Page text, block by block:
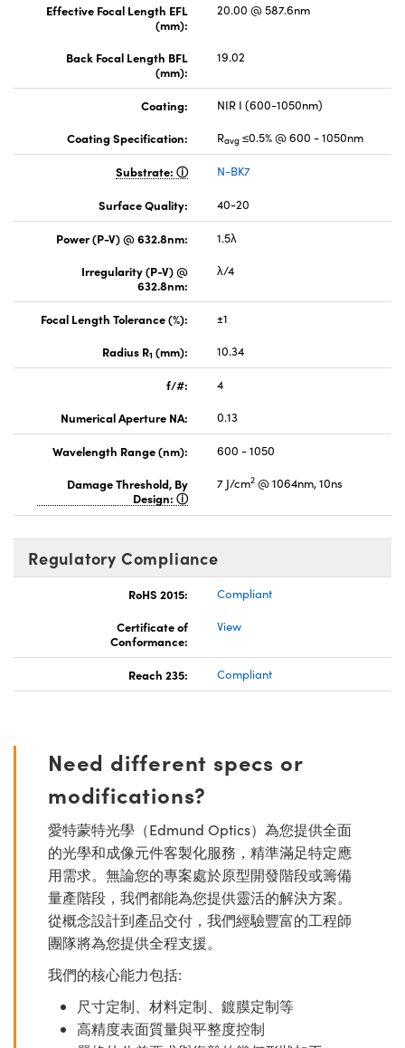
Effective Focal Length EFL
(mm):
20.00 @ 587.6nm
Back Focal Length BFL
(mm):
19.02
Coating:
NIR I (600-1050nm)
Coating Specification:
Ravg ≤0.5% @ 600 - 1050nm
Substrate: N-BK7
Surface Quality: 40-20
Power (P-V) @ 632.8nm:
1.5λ
Irregularity (P-V) @
632.8nm:
λ/4
Focal Length Tolerance (%):
±1
Radius R1 (mm): 10.34
f/#:
4
Numerical Aperture NA:
0.13
Wavelength Range (nm):
600 - 1050
Damage Threshold, By
Design:
7 J/cm2 @ 1064nm, 10ns
Regulatory Compliance
RoHS 2015:
Compliant
Certificate of
Conformance:
View
Reach 235: Compliant
Need different specs or
modifications?
愛特蒙特光學（Edmund Optics）為您提供全面
的光學和成像元件客製化服務，精準滿足特定應
用需求。無論您的專案處於原型開發階段或籌備
量產階段，我們都能為您提供靈活的解決方案。
從概念設計到產品交付，我們經驗豐富的工程師
團隊將為您提供全程支援。
我們的核心能力包括:
尺寸定制、材料定制、鍍膜定制等
高精度表面質量與平整度控制